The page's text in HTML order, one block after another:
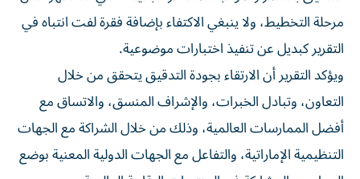
مرحلة التخطيط، ولا ينبغي الاكتفاء بإضافة فقرة لفت انتباه في
التقرير كبديل عن تنفيذ اختبارات موضوعية.
ويؤكد التقرير أن الارتقاء بجودة التدقيق يتحقق من خلال
التعاون، وتبادل الخبرات، والإشراف المنسق، والاتساق مع
أفضل الممارسات العالمية، وذلك من خلال الشراكة مع الجهات
التنظيمية الإماراتية، والتفاعل مع الجهات الدولية المعنية بوضع